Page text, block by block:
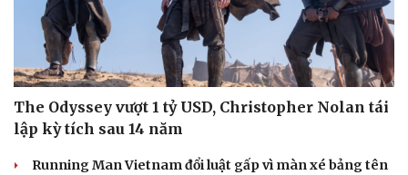
The Odyssey vượt 1 tỷ USD, Christopher Nolan tái
lập kỳ tích sau 14 năm
Running Man Vietnam đổi luật gấp vì màn xé bảng tên